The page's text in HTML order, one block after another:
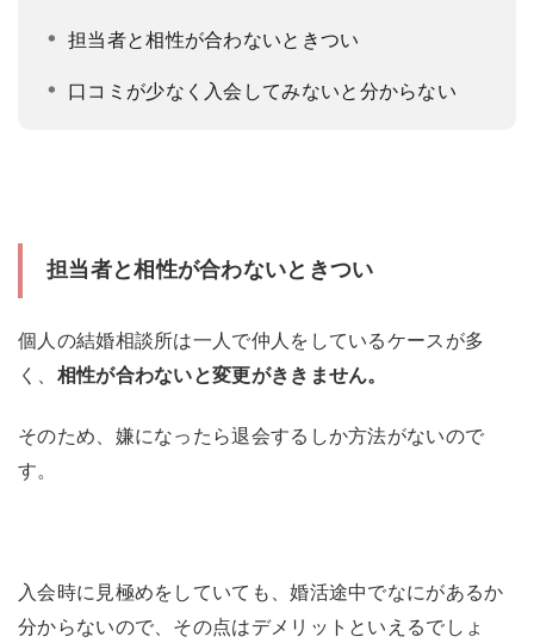
担当者と相性が合わないときつい
口コミが少なく入会してみないと分からない
担当者と相性が合わないときつい
個人の結婚相談所は一人で仲人をしているケースが多
く、 相性が合わないと変更がききません。
そのため、嫌になったら退会するしか方法がないので
す。
入会時に見極めをしていても、婚活途中でなにがあるか
分からないので、その点はデメリットといえるでしょ